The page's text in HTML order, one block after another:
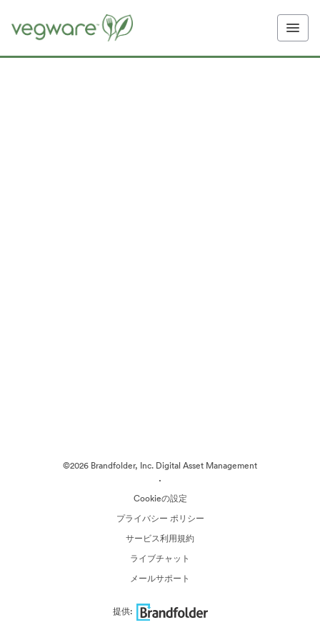
©2026 Brandfolder, Inc. Digital Asset Management
·
Cookieの設定
プライバシー ポリシー
サービス利用規約
ライブチャット
メールサポート
提供: